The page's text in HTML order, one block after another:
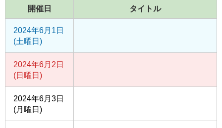
開催日 タイトル
2024年6月1日
(土曜日)
2024年6月2日
(日曜日)
2024年6月3日
(月曜日)